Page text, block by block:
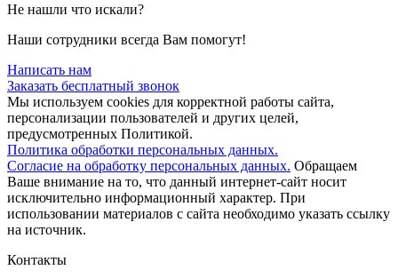
Не нашли что искали?
Наши сотрудники всегда Вам помогут!
Написать нам
Заказать бесплатный звонок
Мы используем cookies для корректной работы сайта,
персонализации пользователей и других целей,
предусмотренных Политикой.
Политика обработки персональных данных.
Согласие на обработку персональных данных. Обращаем
Ваше внимание на то, что данный интернет-сайт носит
исключительно информационный характер. При
использовании материалов c сайта необходимо указать ссылку
на источник.
Контакты